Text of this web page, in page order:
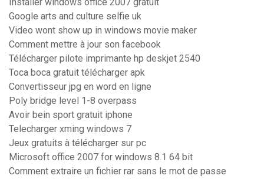
Installer windows office 2007 gratuit
Google arts and culture selfie uk
Video wont show up in windows movie maker
Comment mettre à jour son facebook
Télécharger pilote imprimante hp deskjet 2540
Toca boca gratuit télécharger apk
Convertisseur jpg en word en ligne
Poly bridge level 1-8 overpass
Avoir bein sport gratuit iphone
Telecharger xming windows 7
Jeux gratuits à télécharger sur pc
Microsoft office 2007 for windows 8.1 64 bit
Comment extraire un fichier rar sans le mot de passe